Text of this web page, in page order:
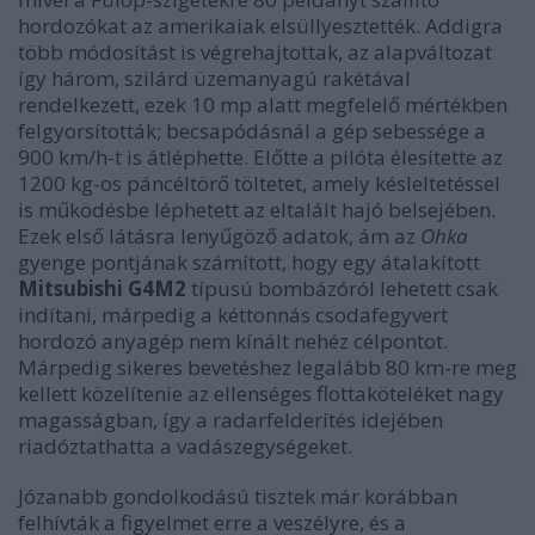
hordozókat az amerikaiak elsüllyesztették. Addigra
több módosítást is végrehajtottak, az alapváltozat
így három, szilárd üzemanyagú rakétával
rendelkezett, ezek 10 mp alatt megfelelő mértékben
felgyorsították; becsapódásnál a gép sebessége a
900 km/h-t is átléphette. Előtte a pilóta élesítette az
1200 kg-os páncéltörő töltetet, amely késleltetéssel
is működésbe léphetett az eltalált hajó belsejében.
Ezek első látásra lenyűgöző adatok, ám az Ohka
gyenge pontjának számított, hogy egy átalakított
Mitsubishi G4M2 típusú bombázóról lehetett csak
indítani, márpedig a kéttonnás csodafegyvert
hordozó anyagép nem kínált nehéz célpontot.
Márpedig sikeres bevetéshez legalább 80 km-re meg
kellett közelítenie az ellenséges flottaköteléket nagy
magasságban, így a radarfelderítés idejében
riadóztathatta a vadászegységeket.
Józanabb gondolkodású tisztek már korábban
felhívták a figyelmet erre a veszélyre, és a